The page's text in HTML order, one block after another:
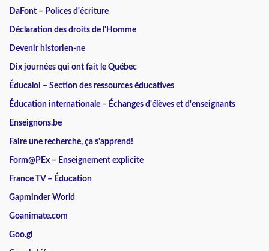
DaFont – Polices d'écriture
Déclaration des droits de l'Homme
Devenir historien-ne
Dix journées qui ont fait le Québec
Éducaloi – Section des ressources éducatives
Éducation internationale – Échanges d'élèves et d'enseignants
Enseignons.be
Faire une recherche, ça s'apprend!
Form@PEx – Enseignement explicite
France TV – Éducation
Gapminder World
Goanimate.com
Goo.gl